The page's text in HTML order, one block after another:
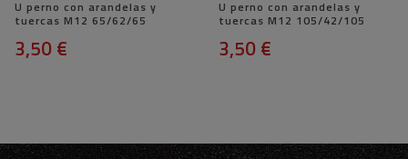
U perno con arandelas y
tuercas M12 65/62/65
3,50 €
U perno con arandelas y
tuercas M12 105/42/105
3,50 €